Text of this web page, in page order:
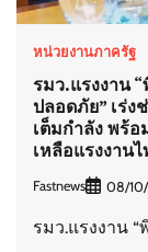
หน่วยงานภาครัฐ
รมว.แรงงาน
ปลอดภัย” เร่ง
เต็มกำลัง พร้
เหลือแรงงาน
Fastnews 08/
รมว.แรงงาน